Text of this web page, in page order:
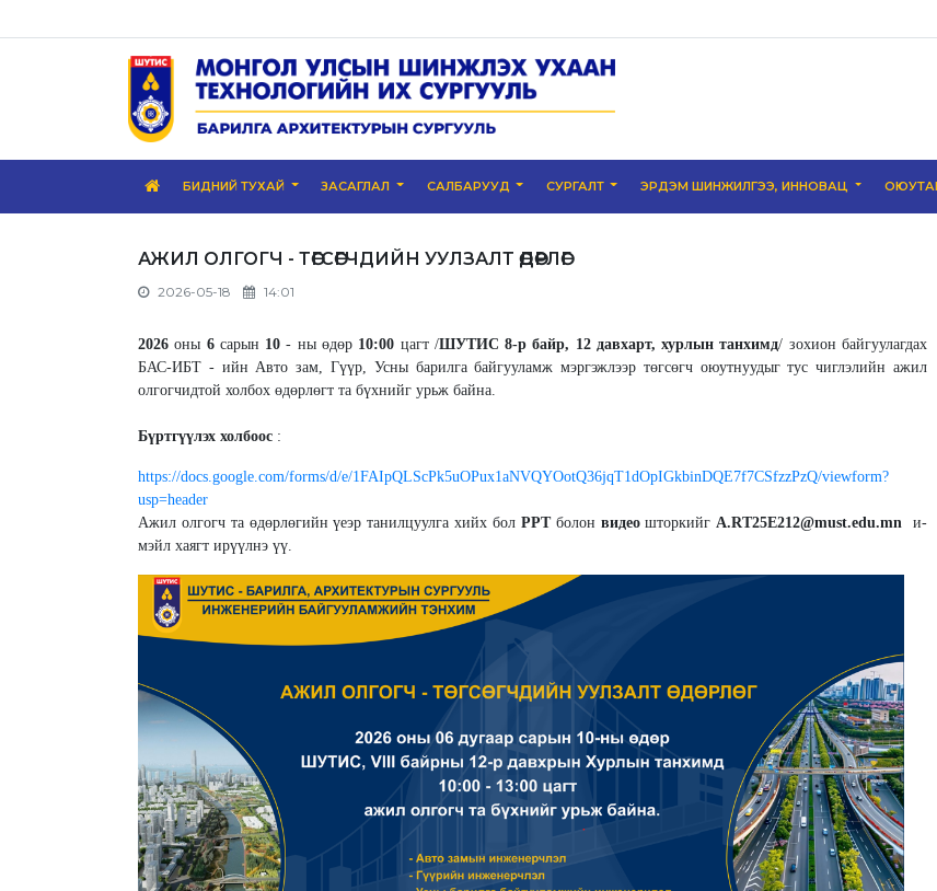
БИДНИЙ ТУХАЙ ЗАСАГЛАЛ САЛБАРУУД СУРГАЛТ ЭРДЭМ ШИНЖИЛГЭЭ, ИННОВАЦ
АЖИЛ ОЛГОГЧ - ТӨГСӨГЧДИЙН УУЛЗАЛТ ӨДӨРЛӨГ
2026-05-18 14:01
2026 оны 6сарын 10 - ны өдөр 10:00 цагт /ШУТИС 8-р байр, 12 давхарт, хурлын танхимд/ зохион байгуулагдах
БАС-ИБТ - ийн Авто зам, Гүүр, Усны барилга байгууламж мэргэжлээр төгсөгч оюутнуудыг тус чиглэлийн ажил
олгогчидтой холбох өдөрлөгт та бүхнийг урьж байна.
Бүртгүүлэх холбоос :
https://docs.google.com/forms/d/e/1FAIpQLScPk5uOPux1aNVQYOotQ36jqT1dOpIGkbinDQE7f7CSfzzPzQ/viewform?
usp=header
Ажил олгогч та өдөрлөгийн үеэр танилцуулга хийх бол PPTболон видеошторкийг A.RT25E212@must.edu.mn
и-
мэйл хаягт ирүүлнэ үү.